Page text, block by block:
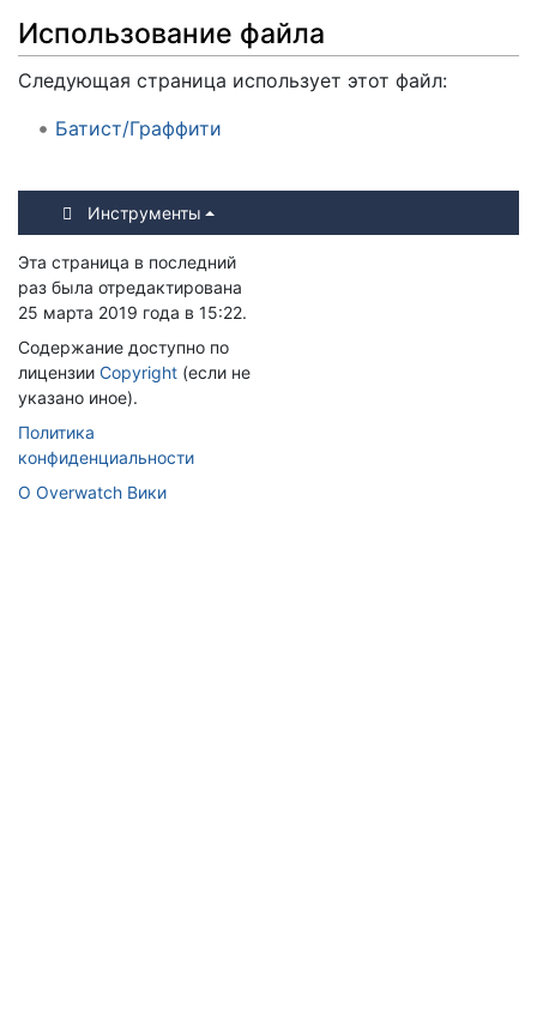
Использование файла
Следующая страница использует этот файл:
Батист/Граффити
Инструменты
Эта страница в последний
раз была отредактирована
25 марта 2019 года в 15:22.
Содержание доступно по
лицензии Copyright (если не
указано иное).
Политика
конфиденциальности
О Overwatch Вики